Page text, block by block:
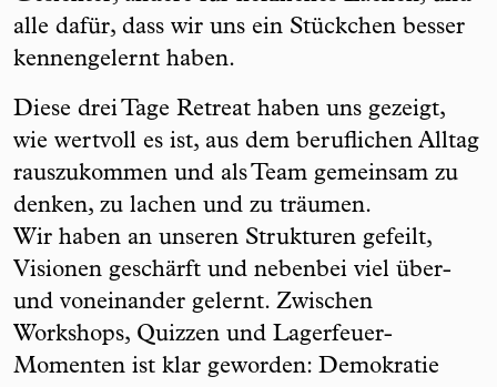
alle dafür, dass wir uns ein Stückchen besser
kennengelernt haben.
Diese drei Tage Retreat haben uns gezeigt,
wie wertvoll es ist, aus dem beruflichen Alltag
rauszukommen und als Team gemeinsam zu
denken, zu lachen und zu träumen.
Wir haben an unseren Strukturen gefeilt,
Visionen geschärft und nebenbei viel über-
und voneinander gelernt. Zwischen
Workshops, Quizzen und Lagerfeuer-
Momenten ist klar geworden: Demokratie